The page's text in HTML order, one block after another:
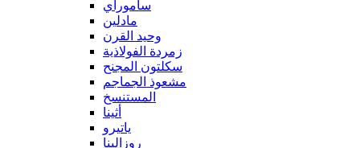
ساموراي
مادلين
وحيد القرن
زمردة الفولاذية
سكلتون المجنح
مشعوذ الجماجم
المستنسخ
أثينا
ياتيرو
روزالينا